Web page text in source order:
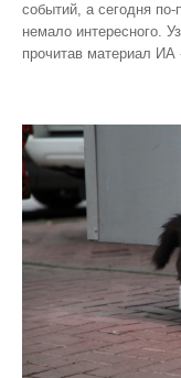
событий, а сегодня
немало интересного.
прочитав материал